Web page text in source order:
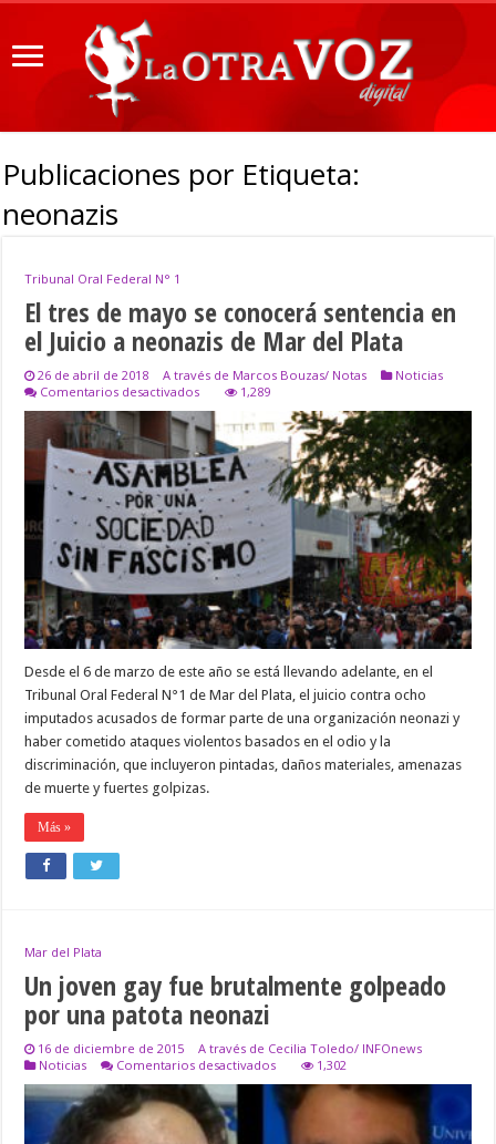
Publicaciones por Etiqueta:
neonazis
Tribunal Oral Federal N° 1
El tres de mayo se conocerá sentencia en
el Juicio a neonazis de Mar del Plata
26 de abril de 2018 A través de Marcos Bouzas/ Notas
Noticias
Comentarios desactivadosen
El
tres
de
mayo
se
conocerá
sentencia
en
el
Juicio
a
neonazis
de
Mar
del
1,289
Desde el 6 de marzo de este año se está llevando adelante, en el
Tribunal Oral Federal N°1 de Mar del Plata, el juicio contra ocho
imputados acusados de formar parte de una organización neonazi y
haber cometido ataques violentos basados en el odio y la
discriminación, que incluyeron pintadas, daños materiales, amenazas
de muerte y fuertes golpizas.
Más »
Mar del Plata
Un joven gay fue brutalmente golpeado
por una patota neonazi
16 de diciembre de 2015
A través de Cecilia Toledo/ INFOnews
Noticias
Comentarios desactivadosen
Un
joven
gay
fue
1,302